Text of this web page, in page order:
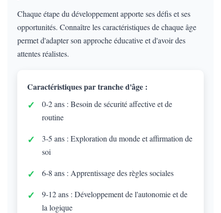
Chaque étape du développement apporte ses défis et ses
opportunités. Connaître les caractéristiques de chaque âge
permet d'adapter son approche éducative et d'avoir des
attentes réalistes.
Caractéristiques par tranche d'âge :
0-2 ans : Besoin de sécurité affective et de
routine
3-5 ans : Exploration du monde et affirmation de
soi
6-8 ans : Apprentissage des règles sociales
9-12 ans : Développement de l'autonomie et de
la logique